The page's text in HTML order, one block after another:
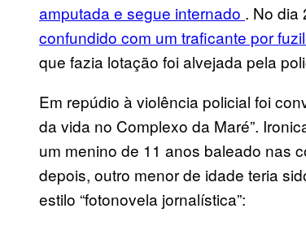
amputada e segue internado . No dia
confundido com um traficante por
que fazia lotação foi alvejada pela
Em repúdio à violência policial foi
da vida no Complexo da Maré”.
um menino de 11 anos baleado nas
depois, outro menor de idade teria
estilo “fotonovela jornalística”: